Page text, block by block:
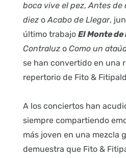
boca vive el pez,Antes de
diezoAcabo de Llegar,
último trabajo El Monte
Contraluzo Como un
se han convertido en una
repertorio de Fito &
A los conciertos han
siempre compartiendo
más joven en una mezcla
demuestra que Fito &